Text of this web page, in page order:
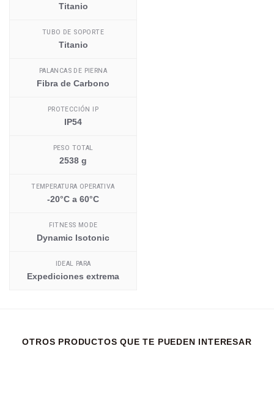
Titanio
TUBO DE SOPORTE
Titanio
PALANCAS DE PIERNA
Fibra de Carbono
PROTECCIÓN IP
IP54
PESO TOTAL
2538 g
TEMPERATURA OPERATIVA
-20°C a 60°C
FITNESS MODE
Dynamic Isotonic
IDEAL PARA
Expediciones extrema
OTROS PRODUCTOS QUE TE PUEDEN INTERESAR